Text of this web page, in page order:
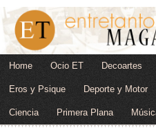
Home Ocio ET Decoartes
Eros y Psique Deporte y Motor
Ciencia Primera Plana